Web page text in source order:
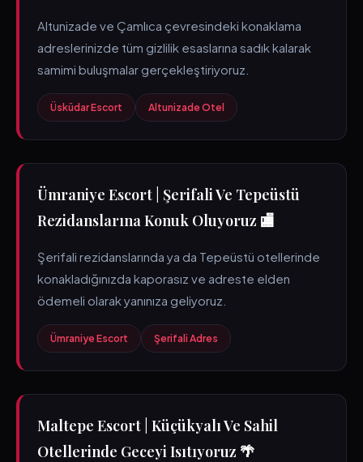
Altunizade ve Çamlıca çevresindeki konaklama
adreslerinizde tüm gizlilik esaslarına sadık kalarak
samimi buluşmalar gerçekleştiriyoruz.
Üsküdar Escort Altunizade Otel
Ümraniye Escort | Şerifali Ve Tepeüstü
Rezidanslarına Konuk Oluyoruz 🏬
Şerifali rezidanslarında ya da Tepeüstü otellerinde
konakladığınızda kaporasız ve adreste elden
ödemeli olarak yanınıza geliyoruz.
Ümraniye Escort Şerifali Adres
Maltepe Escort | Küçükyalı Ve Sahil
Otellerinde Geceyi Isıtıyoruz 🌴